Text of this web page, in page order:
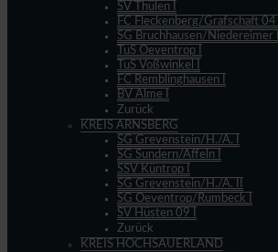
SV Thülen I
FC Fleckenberg/Grafschaft 04 I
SG Bruchhausen/Niedereimer I
TuS Oeventrop I
TuS Voßwinkel I
FC Remblinghausen I
BV Alme I
Zurück
KREIS ARNSBERG
SG Grevenstein/H./A. I
SG Sundern/Affeln I
SSV Küntrop I
SG Grevenstein/H./A. II
SG Oeventrop/Rumbeck I
SV Hüsten 09 I
Zurück
KREIS HOCHSAUERLAND